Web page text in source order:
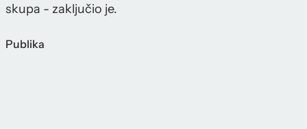
skupa - zaključio je.
Publika